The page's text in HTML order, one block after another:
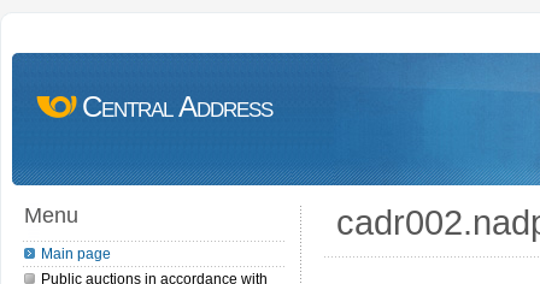
Central Address
Menu
Main page
Public auctions in accordance with